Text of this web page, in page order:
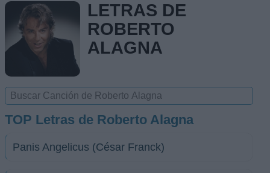
LETRAS DE
ROBERTO
ALAGNA
TOP Letras de Roberto Alagna
Panis Angelicus (César Franck)